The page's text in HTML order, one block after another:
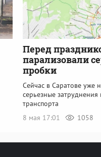
Перед
парализовали
пробки
Сейчас в Саратове уже
серьезные
транспорта
8 мая 17:01
1058